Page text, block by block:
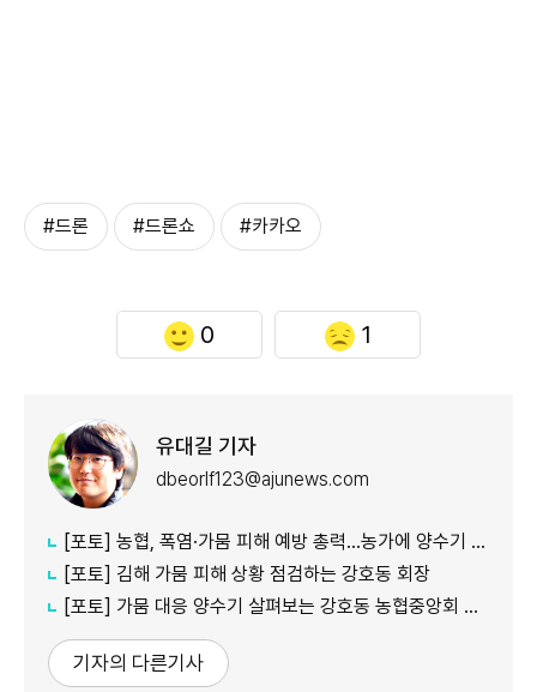
#드론 #드론쇼 #카카오
0 1
유대길 기자
dbeorlf123@ajunews.com
[포토] 농협, 폭염·가뭄 피해 예방 총력…농가에 양수기 지원
[포토] 김해 가뭄 피해 상황 점검하는 강호동 회장
[포토] 가뭄 대응 양수기 살펴보는 강호동 농협중앙회 회장
기자의 다른기사